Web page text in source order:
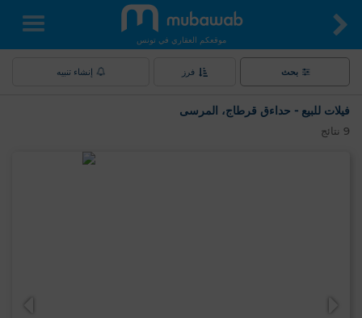
موقعكم العقاري في تونس
بحث فرز إنشاء تنبيه
فيلات للبيع - حداءق قرطاج، المرسى
9 نتائج